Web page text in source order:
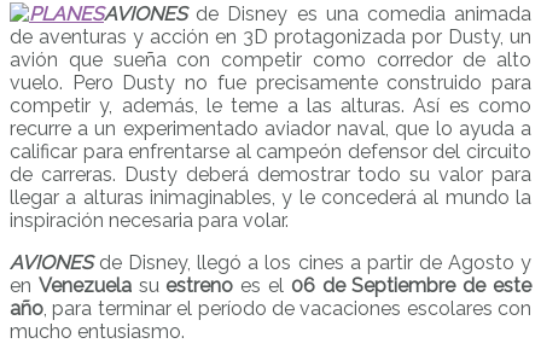
AVIONES de Disney es una comedia animada
de aventuras y acción en 3D protagonizada por Dusty, un
avión que sueña con competir como corredor de alto
vuelo. Pero Dusty no fue precisamente construido para
competir y, además, le teme a las alturas. Así es como
recurre a un experimentado aviador naval, que lo ayuda a
calificar para enfrentarse al campeón defensor del circuito
de carreras. Dusty deberá demostrar todo su valor para
llegar a alturas inimaginables, y le concederá al mundo la
inspiración necesaria para volar.
AVIONES de Disney, llegó a los cines a partir de Agosto y
en Venezuelasu estreno es el 06 de Septiembre de este
año, para terminar el período de vacaciones escolares con
mucho entusiasmo.